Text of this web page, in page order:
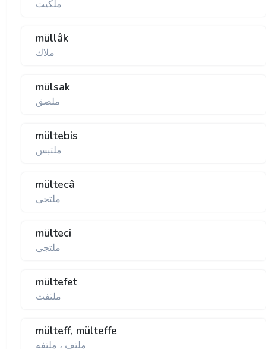
ملكيت
müllâk
ملاك
mülsak
ملصق
mültebis
ملتبس
mültecâ
ملتجی
mülteci
ملتجی
mültefet
ملتفت
mülteff, mülteffe
ملتف ، ملتفه